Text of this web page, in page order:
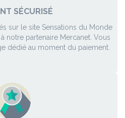
SÉCURISÉ
sur le site Sensations du Monde
notre partenaire Mercanet. Vous
dédié au moment du paiement.